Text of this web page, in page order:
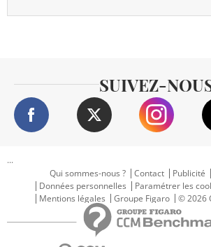
SUIVEZ-
...
Qui sommes-nous ?
Contact Publicité
Données personnelles
Paramétrer les
Mentions légales
Groupe Figaro © 2026